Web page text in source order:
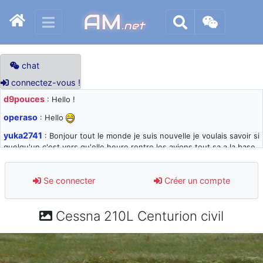
AM.net
chat
connectez-vous !
d9pouces : Hello !
operaso : Hello
yuka2741 : Bonjour tout le monde je suis nouvelle je voulais savoir si
quelqu'un c'est vers qu'elle heure rentre les avions tout sa a la base
d9pouces: désolé pour les quelques blocages du site ces derniers
jours : je teste des méthodes contre le spam et les bots trop nocifs
: Super, la nouvelle bannière
d9pouces
: je suis un avion@,._,+ > lesquels ? je ne suis pas sûr de
comprendre
Se connecter Créer un compte
Cessna 210L Centurion civil